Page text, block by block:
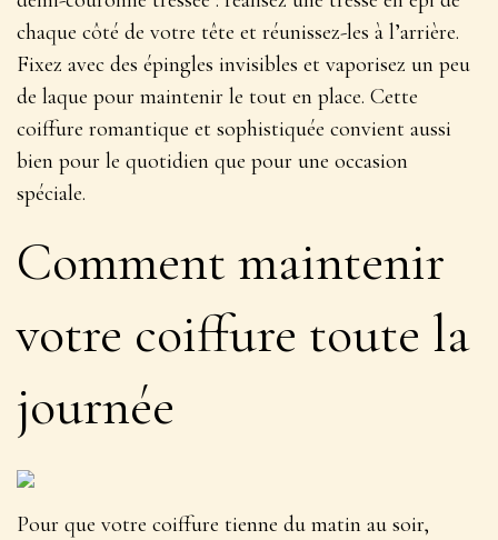
chaque côté de votre tête et réunissez-les à l’arrière.
Fixez avec des épingles invisibles et vaporisez un peu
de laque pour maintenir le tout en place. Cette
coiffure romantique et sophistiquée convient aussi
bien pour le quotidien que pour une occasion
spéciale.
Comment maintenir
votre coiffure toute la
journée
Pour que votre coiffure tienne du matin au soir,